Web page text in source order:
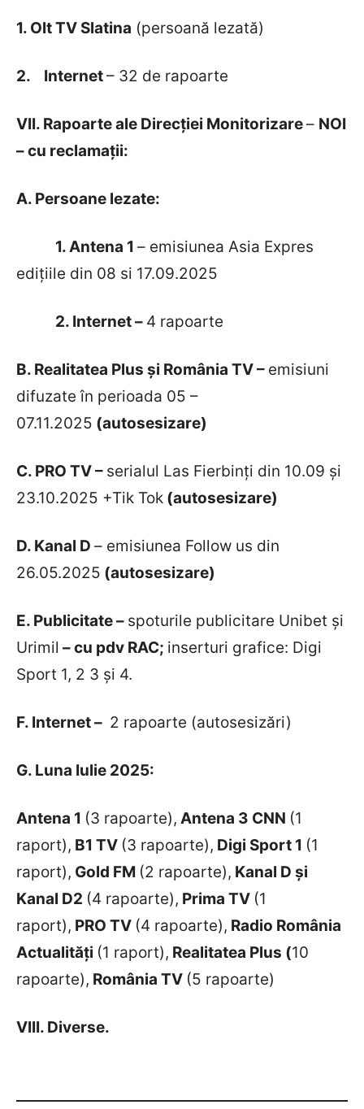
1. Olt TV Slatina (persoană lezată)
2. Internet– 32 de rapoarte
VII. Rapoarte ale Direcției Monitorizare– NOI
– cu reclamații:
A. Persoane lezate:
1. Antena 1 – emisiunea Asia Expres
edițiile din 08 si 17.09.2025
2. Internet – 4 rapoarte
B. Realitatea Plus și România TV – emisiuni
difuzate în perioada 05 –
07.11.2025 (autosesizare)
C. PRO TV – serialul Las Fierbinți din 10.09 și
23.10.2025 +Tik Tok (autosesizare)
D. Kanal D – emisiunea Follow us din
26.05.2025 (autosesizare)
E. Publicitate – spoturile publicitare Unibet și
Urimil – cu pdv RAC; inserturi grafice: Digi
Sport 1, 2 3 și 4.
F. Internet – 2 rapoarte (autosesizări)
G. Luna Iulie 2025:
Antena 1 (3 rapoarte), Antena 3 CNN (1
raport), B1 TV (3 rapoarte), Digi Sport 1 (1
raport), Gold FM (2 rapoarte), Kanal D și
Kanal D2 (4 rapoarte), Prima TV (1
raport), PRO TV (4 rapoarte), Radio România
Actualități (1 raport), Realitatea Plus (10
rapoarte), România TV (5 rapoarte)
VIII. Diverse.